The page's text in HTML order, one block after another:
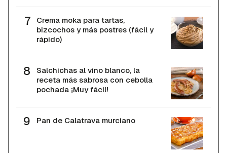
Crema moka para tartas,
bizcochos y más postres (fácil y
rápido)
Salchichas al vino blanco, la
receta más sabrosa con cebolla
pochada ¡Muy fácil!
Pan de Calatrava murciano